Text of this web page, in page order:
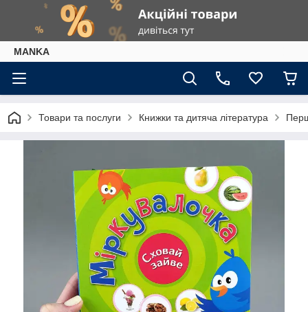
МАNKА
Товари та послуги Книжки та дитяча література